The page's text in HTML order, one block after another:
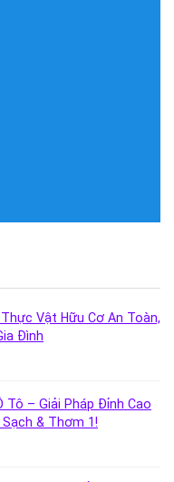
Vật Hữu Cơ An Toàn,
Đình
Tô – Giải Pháp Đỉnh Cao
Sạch & Thơm 1!